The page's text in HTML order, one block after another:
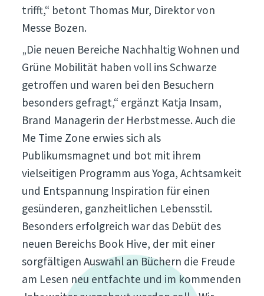
trifft,“ betont Thomas Mur, Direktor von
Messe Bozen.
„Die neuen Bereiche Nachhaltig Wohnen und
Grüne Mobilität haben voll ins Schwarze
getroffen und waren bei den Besuchern
besonders gefragt,“ ergänzt Katja Insam,
Brand Managerin der Herbstmesse. Auch die
Me Time Zone erwies sich als
Publikumsmagnet und bot mit ihrem
vielseitigen Programm aus Yoga, Achtsamkeit
und Entspannung Inspiration für einen
gesünderen, ganzheitlichen Lebensstil.
Besonders erfolgreich war das Debüt des
neuen Bereichs Book Hive, der mit einer
sorgfältigen Auswahl an Büchern die Freude
am Lesen neu entfachte und im kommenden